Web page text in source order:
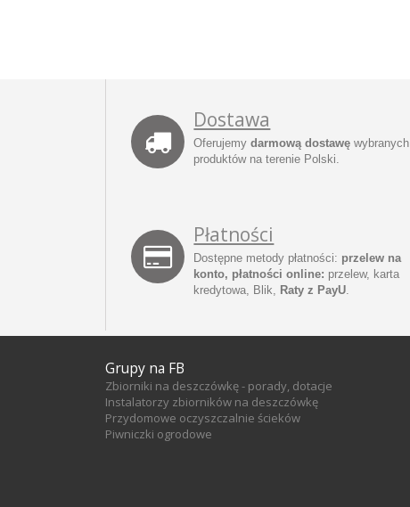
Dostawa
Oferujemydarmową dostawę wybranych
produktów na terenie Polski.
Płatności
Dostępne metody płatności: przelew na
konto, płatności online: przelew, karta
kredytowa, Blik, Raty z PayU.
Grupy na FB
Zbiorniki na deszczówkę - porady, dotacje
Instalatorzy zbiorników na deszczówkę
Przydomowe oczyszczalnie ścieków
Piwniczki ogrodowe